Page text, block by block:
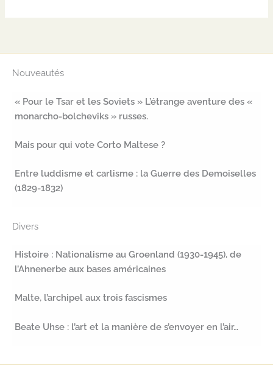
Nouveautés
« Pour le Tsar et les Soviets » L’étrange aventure des «
monarcho-bolcheviks » russes.
Mais pour qui vote Corto Maltese ?
Entre luddisme et carlisme : la Guerre des Demoiselles
(1829-1832)
Divers
Histoire : Nationalisme au Groenland (1930-1945), de
l’Ahnenerbe aux bases américaines
Malte, l’archipel aux trois fascismes
Beate Uhse : l’art et la manière de s’envoyer en l’air…